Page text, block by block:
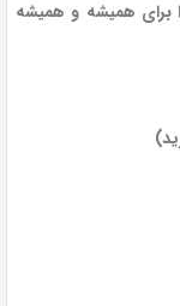
برای همیشه و همیشه